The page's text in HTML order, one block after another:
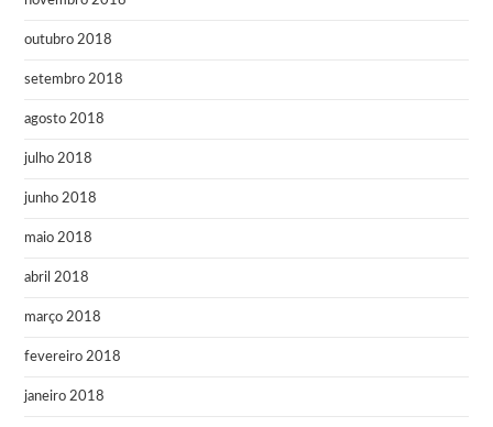
outubro 2018
setembro 2018
agosto 2018
julho 2018
junho 2018
maio 2018
abril 2018
março 2018
fevereiro 2018
janeiro 2018